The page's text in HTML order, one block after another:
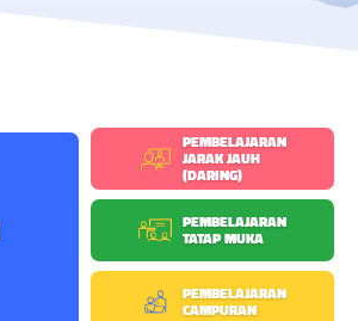
PEMBELAJARAN
JARAK JAUH
(DARING)
PEMBELAJARAN
TATAP MUKA
PEMBELAJARAN
CAMPURAN